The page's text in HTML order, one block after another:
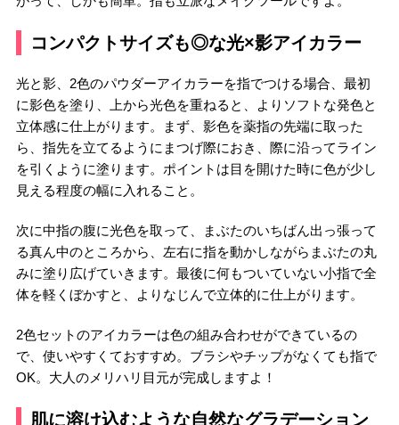
コンパクトサイズも◎な光×影アイカラー
光と影、2色のパウダーアイカラーを指でつける場合、最初
に影色を塗り、上から光色を重ねると、よりソフトな発色と
立体感に仕上がります。まず、影色を薬指の先端に取った
ら、指先を立てるようにまつげ際におき、際に沿ってライン
を引くように塗ります。ポイントは目を開けた時に色が少し
見える程度の幅に入れること。
次に中指の腹に光色を取って、まぶたのいちばん出っ張って
る真ん中のところから、左右に指を動かしながらまぶたの丸
みに塗り広げていきます。最後に何もついていない小指で全
体を軽くぼかすと、よりなじんで立体的に仕上がります。
2色セットのアイカラーは色の組み合わせができているの
で、使いやすくておすすめ。ブラシやチップがなくても指で
OK。大人のメリハリ目元が完成しますよ！
肌に溶け込むような自然なグラデーション